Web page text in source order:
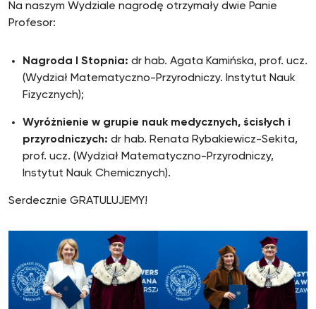
Na naszym Wydziale nagrodę otrzymały dwie Panie
Profesor:
Nagroda I Stopnia: dr hab. Agata Kamińska, prof. ucz.
(Wydział Matematyczno-Przyrodniczy. Instytut Nauk
Fizycznych);
Wyróżnienie w grupie nauk medycznych, ścisłych i
przyrodniczych: dr hab. Renata Rybakiewicz-Sekita,
prof. ucz. (Wydział Matematyczno-Przyrodniczy,
Instytut Nauk Chemicznych).
Serdecznie GRATULUJEMY!